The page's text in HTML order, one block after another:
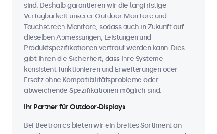
sind. Deshalb garantieren wir die langfristige
Verfügbarkeit unserer Outdoor-Monitore und -
Touchscreen-Monitore, sodass auch in Zukunft auf
dieselben Abmessungen, Leistungen und
Produktspezifikationen vertraut werden kann. Dies
gibt Ihnen die Sicherheit, dass Ihre Systeme
konsistent funktionieren und Erweiterungen oder
Ersatz ohne Kompatibilitätsprobleme oder
abweichende Spezifikationen möglich sind.
Ihr Partner für Outdoor-Displays
Bei Beetronics bieten wir ein breites Sortiment an